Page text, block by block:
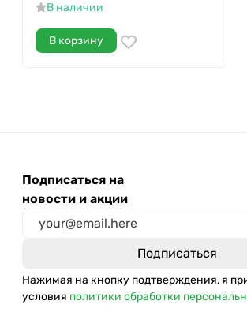
В наличии
В корзину
Подписаться на
новости и акции
Нажимая на кнопку подтверждения, я
условия политики обработки